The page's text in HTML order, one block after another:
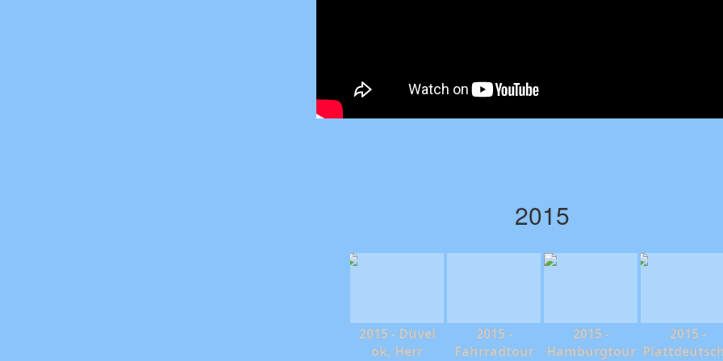
2015
2015 - Düvel
ok, Herr
2015 -
Fahrradtour
2015 -
Hamburgtour
2015 -